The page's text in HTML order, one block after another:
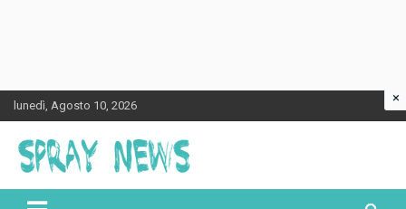
Skip
to
content
lunedì, Agosto 10, 2026
Spraynews.it
×